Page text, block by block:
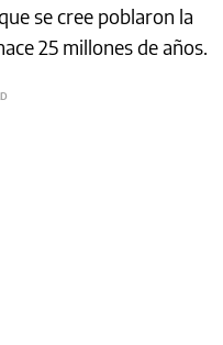
se cree poblaron la
25 millones de años.